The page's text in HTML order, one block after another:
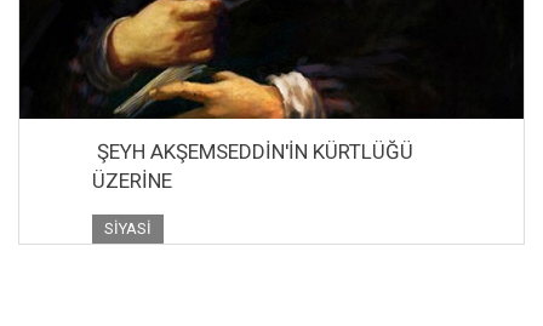
ŞEYH AKŞEMSEDDİN'İN KÜRTLÜĞÜ
ÜZERİNE
SIYASI